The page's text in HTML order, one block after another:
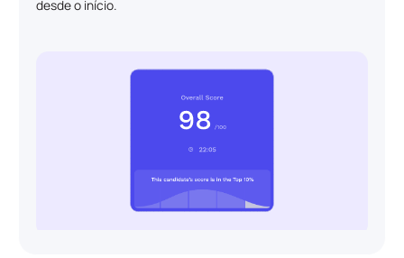
desde o início.